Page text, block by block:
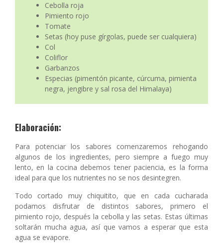
Cebolla roja
Pimiento rojo
Tomate
Setas (hoy puse gírgolas, puede ser cualquiera)
Col
Coliflor
Garbanzos
Especias (pimentón picante, cúrcuma, pimienta
negra, jengibre y sal rosa del Himalaya)
Elaboración:
Para potenciar los sabores comenzaremos rehogando
algunos de los ingredientes, pero siempre a fuego muy
lento, en la cocina debemos tener paciencia, es la forma
ideal para que los nutrientes no se nos desintegren.
Todo cortado muy chiquitito, que en cada cucharada
podamos disfrutar de distintos sabores, primero el
pimiento rojo, después la cebolla y las setas. Estas últimas
soltarán mucha agua, así que vamos a esperar que esta
agua se evapore.